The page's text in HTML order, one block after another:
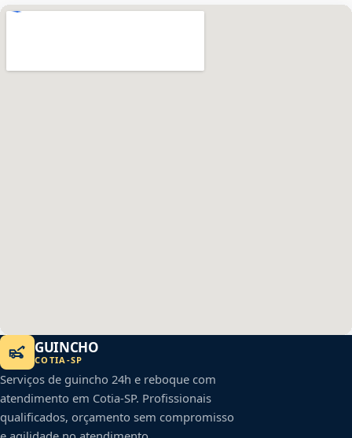
GUINCHO
COTIA -SP
Serviços de guincho 24h e reboque com
atendimento em Cotia-SP. Profissionais
qualificados, orçamento sem compromisso